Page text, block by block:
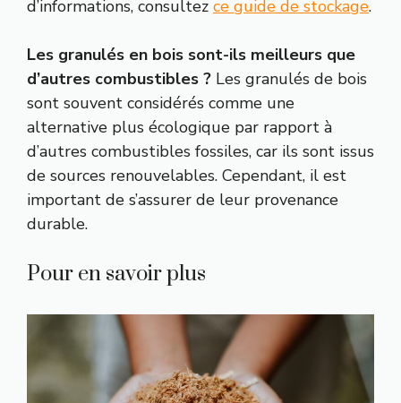
d’informations, consultez ce guide de stockage.
Les granulés en bois sont-ils meilleurs que
d’autres combustibles ? Les granulés de bois
sont souvent considérés comme une
alternative plus écologique par rapport à
d’autres combustibles fossiles, car ils sont issus
de sources renouvelables. Cependant, il est
important de s’assurer de leur provenance
durable.
Pour en savoir plus